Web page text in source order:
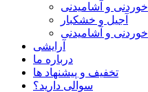
خوردنی و آشامیدنی
آجیل و خشکبار
خوردنی و آشامیدنی
آرایشی
درباره ما
تخفیف و پیشنهاد ها
سوالی دارید؟